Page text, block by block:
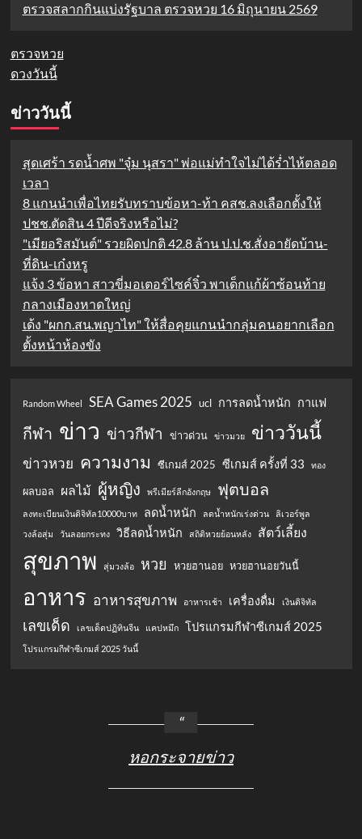
ตรวจสลากกินแบ่งรัฐบาล ตรวจหวย 16 มิถุนายน 2569
ตรวจหวย
ดวงวันนี้
ข่าววันนี้
สุดเศร้า รดน้ำศพ "จุ๋ม นุสรา" พ่อแม่ทำใจไม่ได้ร่ำไห้ตลอด
เวลา
8 แกนนำเพื่อไทยรับทราบข้อหา-ท้า คสช.ลงเลือกตั้งให้
ปชช.ตัดสิน 4 ปีดีจริงหรือไม่?
"เมียอริสมันต์" รวยผิดปกติ 42.8 ล้าน ป.ป.ช.สั่งอายัดบ้าน-
ที่ดิน-เก๋งหรู
แจ้ง 3 ข้อหา สาวขี่มอเตอร์ไซค์จิ๋ว พาเด็กแก้ผ้าซ้อนท้าย
กลางเมืองหาดใหญ่
เด้ง "ผกก.สน.พญาไท" ให้สื่อคุยแกนนำกลุ่มคนอยากเลือก
ตั้งหน้าห้องขัง
Random Wheel SEA Games 2025 ucl การลดน้ำหนัก กาแฟ
กีฬา ข่าว ข่าวกีฬา ข่าวด่วน ข่าวมวย ข่าววันนี้
ข่าวหวย ความงาม ซีเกมส์ 2025 ซีเกมส์ ครั้งที่ 33 ทอง
ผลบอล ผลไม้ ผู้หญิง พรีเมียร์ลีกอังกฤษ ฟุตบอล
ลงทะเบียนเงินดิจิทัล10000บาท ลดน้ำหนัก ลดน้ำหนักเร่งด่วน
ลิเวอร์พูล
วงล้อสุ่ม
วันลอยกระทง วิธีลดน้ำหนัก สถิติหวยย้อนหลัง สัตว์เลี้ยง
สุขภาพ สุ่มวงล้อ หวย หวยฮานอย หวยฮานอยวันนี้
อาหาร อาหารสุขภาพ อาหารเช้า เครื่องดื่ม เงินดิจิทัล
เลขเด็ด เลขเด็ดปฏิทินจีน แคปหมึก โปรแกรมกีฬาซีเกมส์ 2025
โปรแกรมกีฬาซีเกมส์ 2025 วันนี้
หอกระจายข่าว